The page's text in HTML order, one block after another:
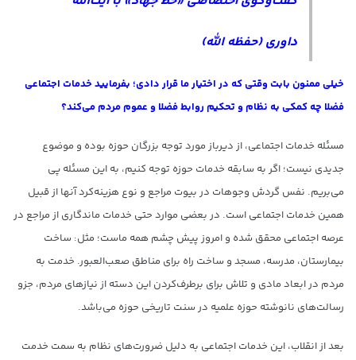
داوری (حفظه الله)
خیلی ممنون بابت وقتی که در اختیار ما قرار دادی؛ بفرمایید خدمات اجتماعی
فضلا چه کمکی به نظام و تحکیم روابط فضلا و عموم مردم می‌کند؟
مسئله خدمات اجتماعی، از دیرباز مورد توجه بزرگان حوزه بوده و موضوع
جدیدی نیست؛ اگر به سابقه خدمات حوزه توجه کنیم، به این مسئله پی
می‌بریم. نفس گردش وجوهات در بیوت مراجع و نوع هزینه‌کرد آنها از قبیل
همین خدمات اجتماعی است. در بعضی موارد حتی خدمات ماندگاری از مراجع در
عرصه اجتماعی محقق شده و امروز پیش چشم همه ماست؛ مثل: ساخت
بیمارستان، مدرسه، مسجد و ساخت راه برای مناطق صعب‌العبور. خدمت به
مردم در ابعاد مادی و تلاش برای برطرف‌کردن این دسته از نیازهای مردم، جزو
رسالت‌های نانوشته حوزه علمیه در سنت تاریخی حوزه می‌باشد.
بعد از انقلاب، این خدمات اجتماعی به دلیل ضرورت‌های نظام به سمت خدمت